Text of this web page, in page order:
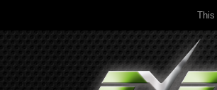
This